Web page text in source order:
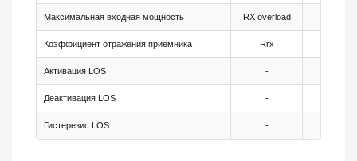
Максимальная входная мощность RX overload
Коэффициент отражения приёмника Rrx
Активация LOS -
Деактивация LOS -
Гистерезис LOS -